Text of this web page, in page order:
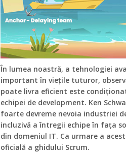
În lumea noastră, a tehnologiei
important în viețile tuturor,
poate livra eficient este
echipei de development. Ken
foarte devreme nevoia industriei
incluzivă a întregii echipe în fața
din domeniul IT. Ca urmare a
oficială a ghidului Scrum.